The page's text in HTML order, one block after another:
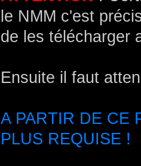
le NMM c'est
de les télécharger
Ensuite il faut
A PARTIR DE CE
PLUS REQUISE !